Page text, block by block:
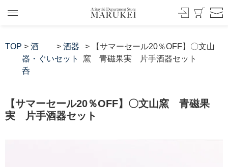
TOP > 酒
器・ぐい
呑
>酒器
セット
> 【サマーセール20％OFF】〇文山
窯 青磁果実 片手酒器セット
【サマーセール20％OFF】〇文山窯 青磁果
実 片手酒器セット